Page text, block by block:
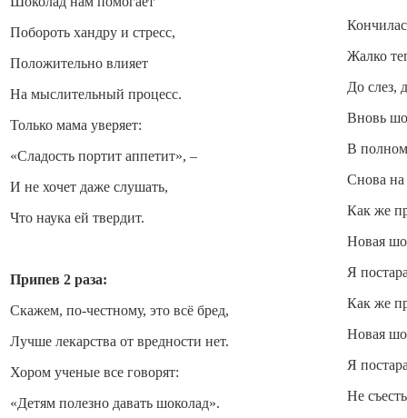
Побороть хандру и стресс,
Положительно влияет
На мыслительный процесс.
Только мама уверяет:
«Сладость портит аппетит», –
И не хочет даже слушать,
Что наука ей твердит.
Припев 2 раза:
Скажем, по-честному, это всё бред,
Лучше лекарства от вредности нет.
Хором ученые все говорят:
«Детям полезно давать шоколад».
Жалко
До слез,
Вновь
В
Снова на
Как же
Новая
Я
Как же
Новая
Я
Не